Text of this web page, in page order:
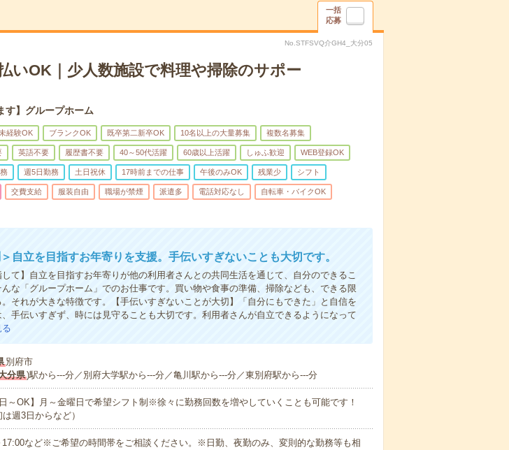
一括
応募
No.STFSVQ介GH4_大分05
いOK｜少人数施設で料理や掃除のサポー
す】グループホーム
経験OK ブランクOK 既卒第二新卒OK 10名以上の大量募集 複数名募集
英語不要 履歴書不要 40～50代活躍 60歳以上活躍 しゅふ歓迎 WEB登録OK
週5日勤務 土日祝休 17時前までの仕事 午後のみOK 残業少 シフト
交費支給 服装自由 職場が禁煙 派遣多 電話対応なし 自転車・バイクOK
自立を目指すお年寄りを支援。手伝いすぎないことも大切です。
して】自立を目指すお年寄りが他の利用者さんとの共同生活を通じて、自分のできるこ
な「グループホーム」でのお仕事です。買い物や食事の準備、掃除なども、できる限
それが大きな特徴です。【手伝いすぎないことが大切】「自分にもできた」と自信を
手伝いすぎず、時には見守ることも大切です。利用者さんが自立できるようになって
別府市
分県)駅から---分／別府大学駅から---分／亀川駅から---分／東別府駅から---分
日～OK】月～金曜日で希望シフト制※徐々に勤務回数を増やしていくことも可能です！
は週3日からなど）
17:00など※ご希望の時間帯をご相談ください。※日勤、夜勤のみ、変則的な勤務等も相